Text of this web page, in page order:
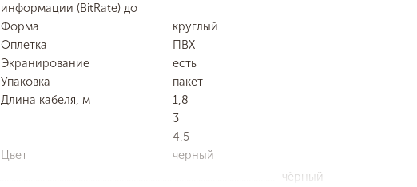
информации (BitRate) до
Форма
круглый
Оплетка
ПВХ
Экранирование
есть
Упаковка
пакет
Длина кабеля, м
1,8
3
4,5
Цвет
черный
чёрный